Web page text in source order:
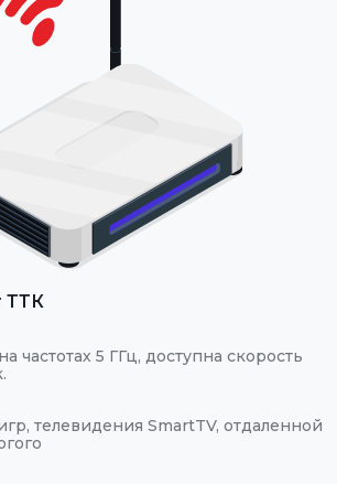
ТТК
частотах 5 ГГц, доступна скорость
телевидения SmartTV, отдаленной